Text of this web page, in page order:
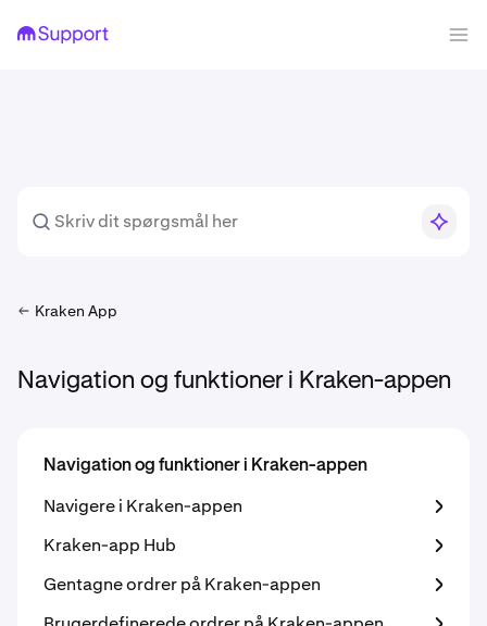
Kraken App
Navigation og funktioner i Kraken-appen
Navigation og funktioner i Kraken-appen
Navigere i Kraken-appen
Kraken-app Hub
Gentagne ordrer på Kraken-appen